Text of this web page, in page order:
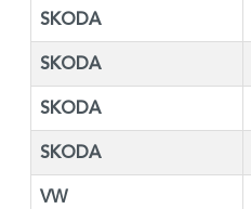
SKODA
SKODA
SKODA
SKODA
VW